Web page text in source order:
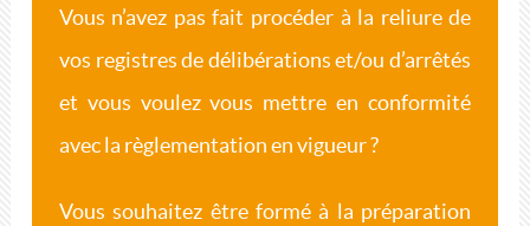
Vous n’avez pas fait procéder à la reliure de
vos registres de délibérations et/ou d’arrêtés
et vous voulez vous mettre en conformité
avec la règlementation en vigueur ?
Vous souhaitez être formé à la préparation